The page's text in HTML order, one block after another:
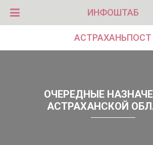
ИНФОШТАБ
АСТРАХАНЬПОСТ
ОЧЕРЕДНЫЕ
АСТРАХАНСКОЙ